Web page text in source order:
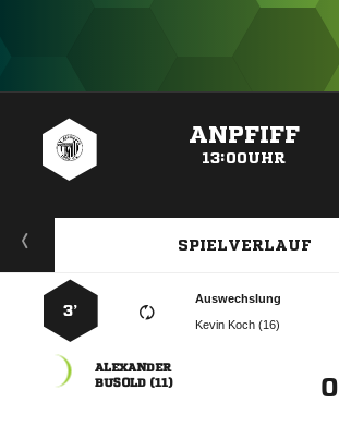
ANPFIFF
13:00UHR
SPIELVERLAUF
Auswechslung
  
3’


 